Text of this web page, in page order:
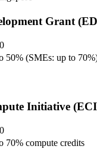
Grant
50% (SMEs: up to
Initiative
70% compute credits